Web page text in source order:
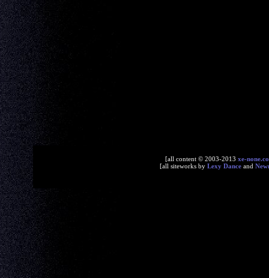
[all content © 2003-2013 xe-
[all siteworks by Lexy Danceand